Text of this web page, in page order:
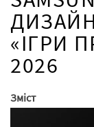
«ІГРИ
2026
Зміст